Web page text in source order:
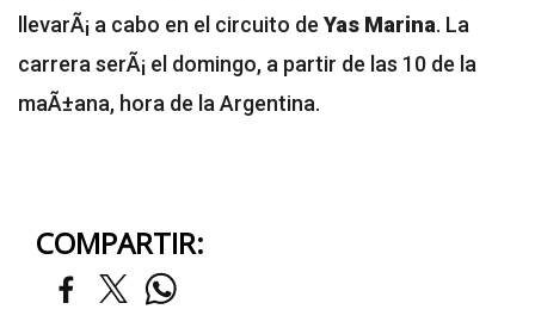
llevarÃ¡ a cabo en el circuito de Yas Marina. La
carrera serÃ¡ el domingo, a partir de las 10 de la
maÃ±ana, hora de la Argentina.
COMPARTIR: